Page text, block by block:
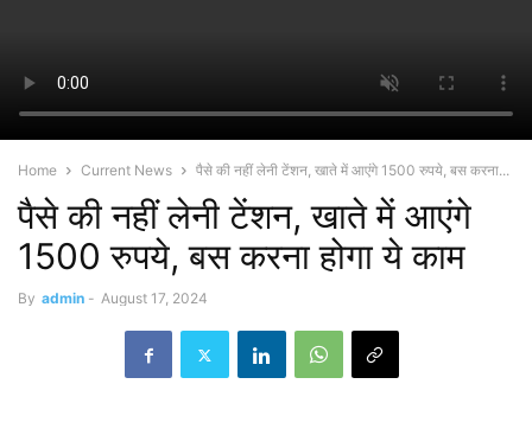
Home Current News पैसे की नहीं लेनी टेंशन, खाते में आएंगे 1500 रुपये, बस करना...
पैसे की नहीं लेनी टेंशन, खाते में आएंगे
1500 रुपये, बस करना होगा ये काम
By admin - August 17, 2024